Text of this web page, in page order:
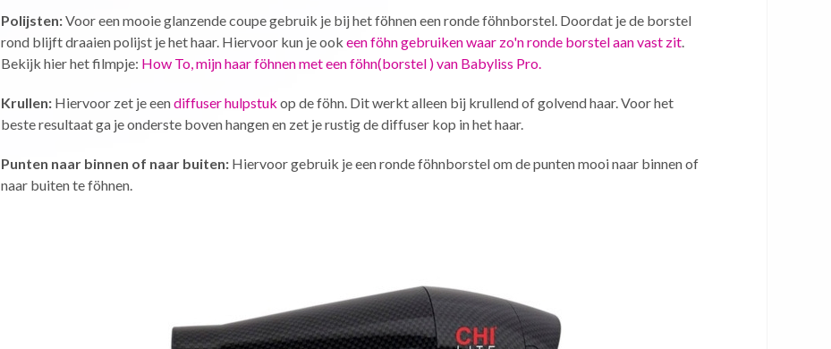
Polijsten:Voor een mooie glanzende coupe gebruik je bij het föhnen een ronde föhnborstel. Doordat je de borstel
rond blijft draaien polijst je het haar. Hiervoor kun je ook een föhn gebruiken waar zo'n ronde borstel aan vast zit.
Bekijk hier het filmpje: How To, mijn haar föhnen met een föhn(borstel ) van Babyliss Pro.
Krullen:Hiervoor zet je eendiffuser hulpstuk op de föhn. Dit werkt alleen bij krullend of golvend haar. Voor het
beste resultaat ga je onderste boven hangen en zet je rustig de diffuser kop in het haar.
Punten naar binnen of naar buiten:Hiervoor gebruik je een ronde föhnborstel om de punten mooi naar binnen of
naar buiten te föhnen.